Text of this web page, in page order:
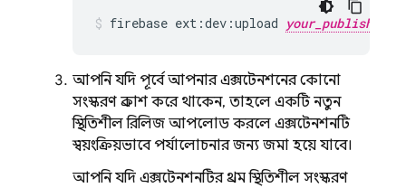
firebase ext:dev:upload
আপনি যদি পূর্বে আপনার এক্সটেনশনের কোনো
সংস্করণ প্রকাশ করে থাকেন, তাহলে একটি নতুন
স্থিতিশীল রিলিজ আপলোড করলে এক্সটেনশনটি
স্বয়ংক্রিয়ভাবে পর্যালোচনার জন্য জমা হয়ে যাবে।
আপনি যদি এক্সটেনশনটির প্রথম স্থিতিশীল সংস্করণ